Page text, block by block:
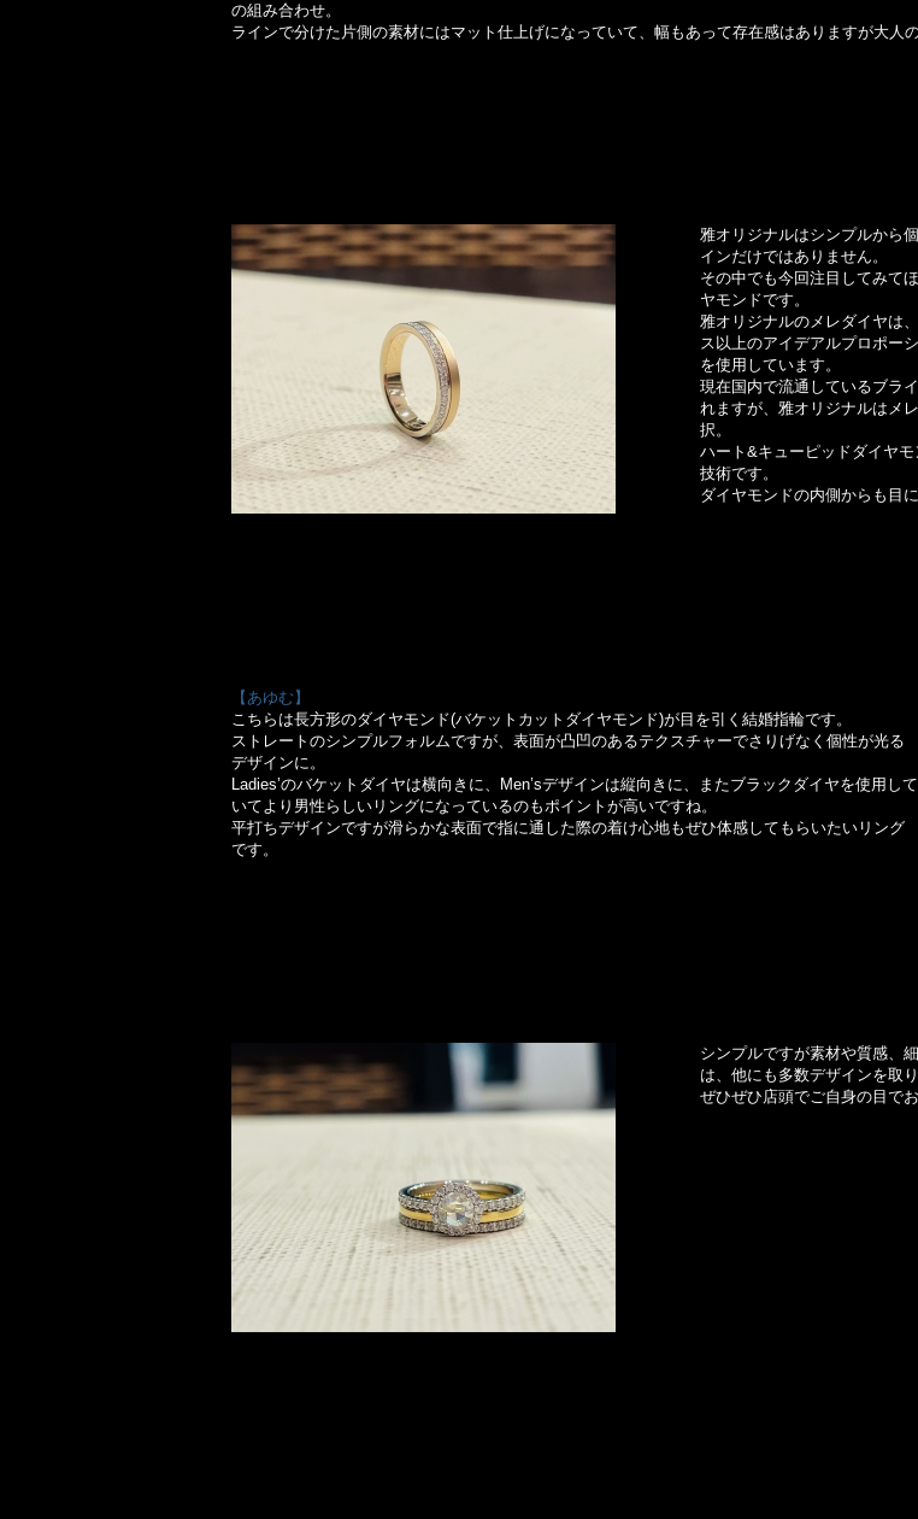
の組み合わせ。
ラインで分けた片側の素材にはマット仕上げになっていて、幅もあって存在感はありますが大人
雅オリジナルはシンプルから
インだけではありません。
その中でも今回注目してみて
ヤモンドです。
雅オリジナルのメレダイヤは
ス以上のアイデアルプロポー
を使用しています。
現在国内で流通しているブラ
れますが、雅オリジナルはメ
択。
ハート&キューピッドダイヤ
技術です。
ダイヤモンドの内側からも目
【あゆむ】
こちらは長方形のダイヤモンド(バケットカットダイヤモンド)が目を引く結婚指輪です。
ストレートのシンプルフォルムですが、表面が凸凹のあるテクスチャーでさりげなく個性が光る
デザインに。
Ladies’のバケットダイヤは横向きに、Men’sデザインは縦向きに、またブラックダイヤを使用して
いてより男性らしいリングになっているのもポイントが高いですね。
平打ちデザインですが滑らかな表面で指に通した際の着け心地もぜひ体感してもらいたいリング
です。
シンプルですが素材や質感、
は、他にも多数デザインを取
ぜひぜひ店頭でご自身の目で